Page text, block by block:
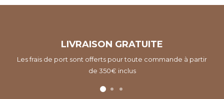
LIVRAISON GRATUITE
Les frais de port sont offerts pour toute commande à partir
de 350€ inclus